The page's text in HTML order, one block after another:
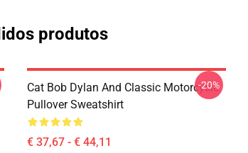
produtos
Cat Bob Dylan And Classic Motorcycle
Pullover Sweatshirt
€ 37,67 - € 44,11
-20%